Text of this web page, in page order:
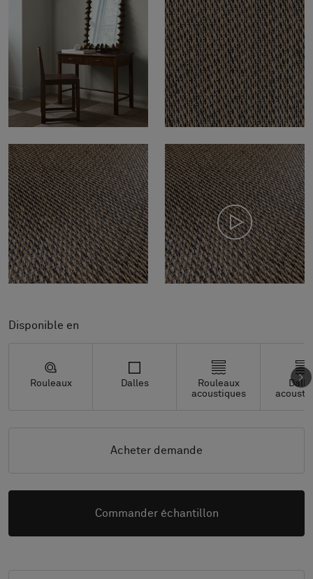
Disponible en
Rouleaux Dalles
Rouleaux
acoustiques
Acheter demande
Commander échantillon